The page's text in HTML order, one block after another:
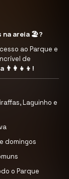
na areia 🏖️?
ao Parque e
de
👨‍👩‍👧‍👦!
Laguinho e
domingos
o Parque